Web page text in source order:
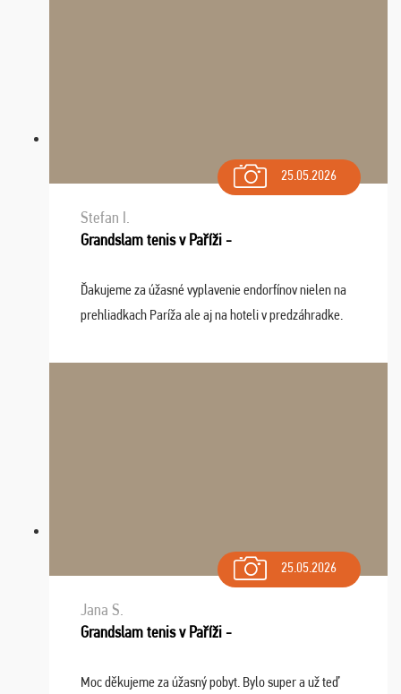
25.05.2026
Stefan I.
Grandslam tenis v Paříži -
Ďakujeme za úžasné vyplavenie endorfínov nielen na
prehliadkach Paríža ale aj na hoteli v predzáhradke.
spomínať a zväžujeme repete budúci rok : ...
25.05.2026
Jana S.
Grandslam tenis v Paříži -
Moc děkujeme za úžasný pobyt. Bylo super a už teď